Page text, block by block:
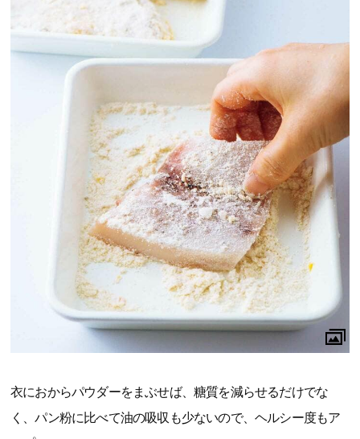
衣におからパウダーをまぶせば、糖質を減らせるだけでな
く、パン粉に比べて油の吸収も少ないので、ヘルシー度もア